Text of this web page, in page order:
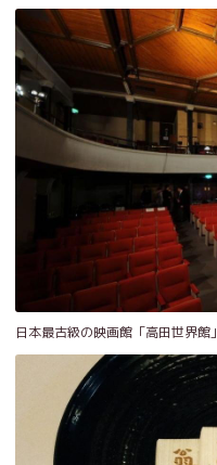
日本最古級の映画館「高田世界館」